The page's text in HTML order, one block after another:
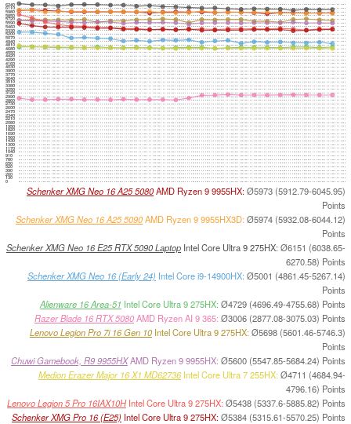
0
130
260
390
520
650
780
910
1040
1170
1300
1430
1560
1690
1820
1950
2080
2210
2340
2470
2600
2730
2860
2990
3120
3250
3380
3510
3640
3770
3900
4030
4160
4290
4420
4550
4680
4810
4940
5070
5200
5330
5460
5590
5720
5850
5980
6110
6240
Schenker XMG Neo 16 A25 5080AMD Ryzen 9 9955HX:Ø5973 (5912.79-6045.95)
Points
Schenker XMG Neo 16 A25 5090AMD Ryzen 9 9955HX3D:Ø5974 (5932.08-6044.12)
Points
Schenker XMG Neo 16 E25 RTX 5090 Laptop Intel Core Ultra 9 275HX: Ø6151 (6038.65-
6270.58) Points
Schenker XMG Neo 16 (Early 24) Intel Core i9-14900HX: Ø5001 (4861.45-5267.14)
Points
Alienware 16 Area-51 Intel Core Ultra 9 275HX: Ø4729 (4696.49-4755.68) Points
Razer Blade 16 RTX 5080AMD Ryzen AI 9 365: Ø3006 (2877.08-3075.03) Points
Lenovo Legion Pro 7i 16 Gen 10 Intel Core Ultra 9 275HX:Ø5698 (5601.46-5746.3)
Points
Chuwi Gamebook, R9 9955HXAMD Ryzen 9 9955HX: Ø5600 (5547.85-5684.24) Points
Medion Erazer Major 16 X1 MD62736Intel Core Ultra 7 255HX:Ø4711 (4684.94-
4796.16) Points
Lenovo Legion 5 Pro 16IAX10HIntel Core Ultra 9 275HX: Ø5438 (5337.6-5885.82) Points
Schenker XMG Pro 16 (E25) Intel Core Ultra 9 275HX:Ø5384 (5315.61-5570.25) Points